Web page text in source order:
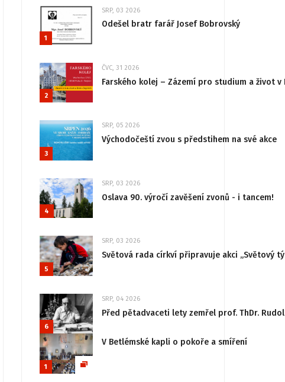
1
SRP, 03 2026
Odešel bratr farář Josef Bobrovský
2
ČVC, 31 2026
Farského kolej – Zázemí pro studium a život v
3
SRP, 05 2026
Východočeští zvou s předstihem na své akce
4
SRP, 03 2026
Oslava 90. výročí zavěšení zvonů - i tancem!
5
SRP, 03 2026
Světová rada církví připravuje akci „Světový
6
SRP, 04 2026
Před pětadvaceti lety zemřel prof. ThDr.
1
V Betlémské kapli o pokoře a smíření